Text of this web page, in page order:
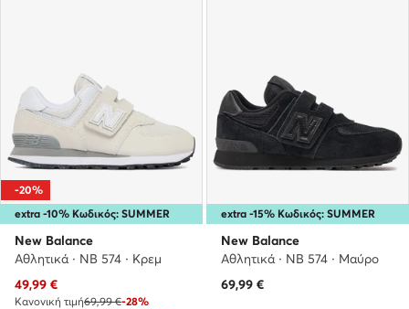
extra -10% Κωδικός: SUMMER
-20%
New Balance
Αθλητικά · NB 574 · Κρεμ
Τρέχουσα τιμή
49,99 €
Κανονική τιμή69,99 €-28%
extra -15% Κωδικός: SUMMER
New Balance
Αθλητικά · NB 574 · Μαύρο
69,99 €